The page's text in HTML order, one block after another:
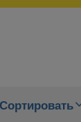
Сортировать